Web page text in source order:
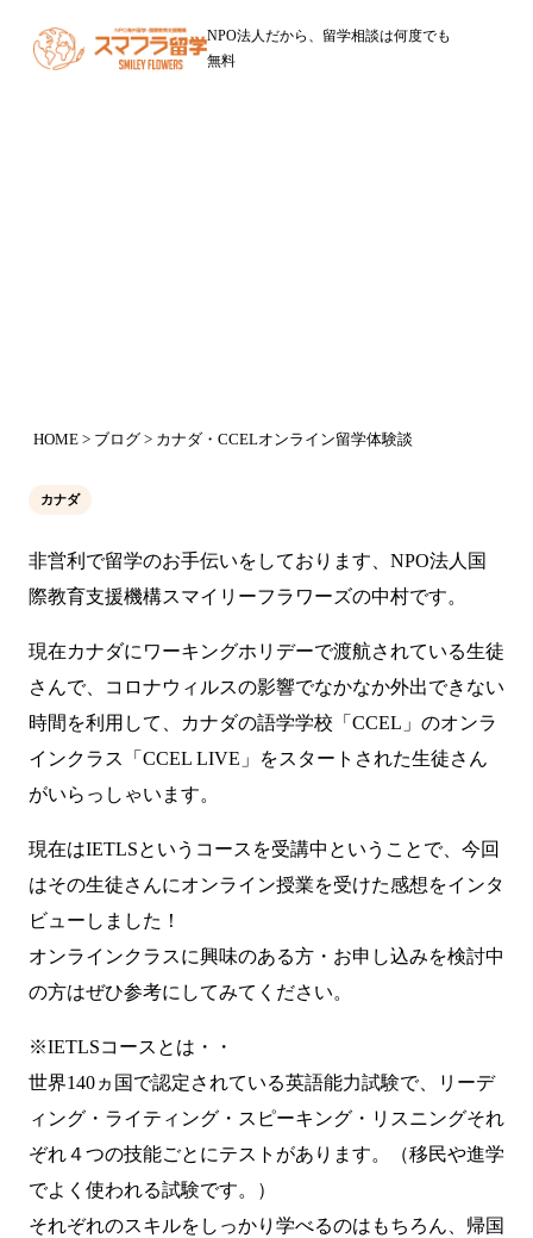
NPO法人だから、留学相談は何度でも
無料
HOME > ブログ > カナダ・CCELオンライン留学体験談
カナダ
非営利で留学のお手伝いをしております、NPO法人国
際教育支援機構スマイリーフラワーズの中村です。
現在カナダにワーキングホリデーで渡航されている生徒
さんで、コロナウィルスの影響でなかなか外出できない
時間を利用して、カナダの語学学校「CCEL」のオンラ
インクラス「CCEL LIVE」をスタートされた生徒さん
がいらっしゃいます。
現在はIETLSというコースを受講中ということで、今回
はその生徒さんにオンライン授業を受けた感想をインタ
ビューしました！
オンラインクラスに興味のある方・お申し込みを検討中
の方はぜひ参考にしてみてください。
※IETLSコースとは・・
世界140ヵ国で認定されている英語能力試験で、リーデ
ィング・ライティング・スピーキング・リスニングそれ
ぞれ４つの技能ごとにテストがあります。（移民や進学
でよく使われる試験です。）
それぞれのスキルをしっかり学べるのはもちろん、帰国